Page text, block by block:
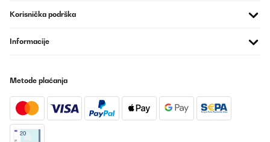
Korisnička podrška
Informacije
Metode plaćanja